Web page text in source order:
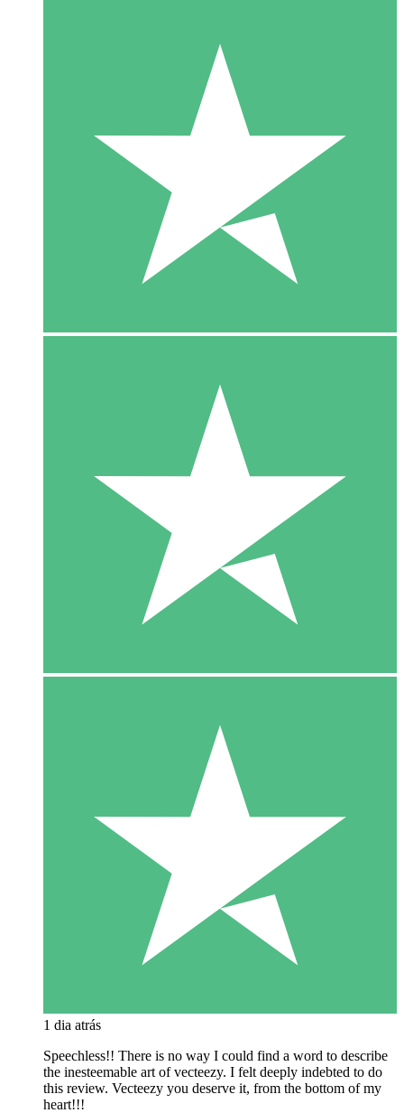
1 dia atrás
Speechless!! There is no way I could find a word to describe
the inesteemable art of vecteezy. I felt deeply indebted to do
this review. Vecteezy you deserve it, from the bottom of my
heart!!!